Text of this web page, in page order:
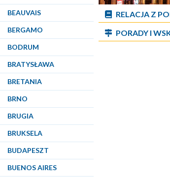
BEAUVAIS
BERGAMO
BODRUM
BRATYSŁAWA
BRETANIA
BRNO
BRUGIA
BRUKSELA
BUDAPESZT
BUENOS AIRES
RELACJA Z
PORADY I